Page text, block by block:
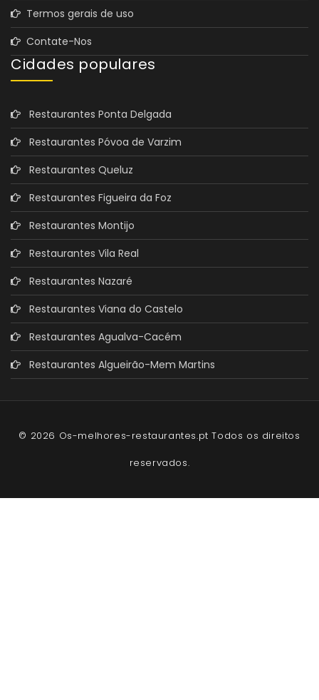
Termos gerais de uso
Contate-Nos
Cidades populares
Restaurantes Ponta Delgada
Restaurantes Póvoa de Varzim
Restaurantes Queluz
Restaurantes Figueira da Foz
Restaurantes Montijo
Restaurantes Vila Real
Restaurantes Nazaré
Restaurantes Viana do Castelo
Restaurantes Agualva-Cacém
Restaurantes Algueirão-Mem Martins
© 2026 Os-melhores-restaurantes.pt Todos os direitos
reservados.